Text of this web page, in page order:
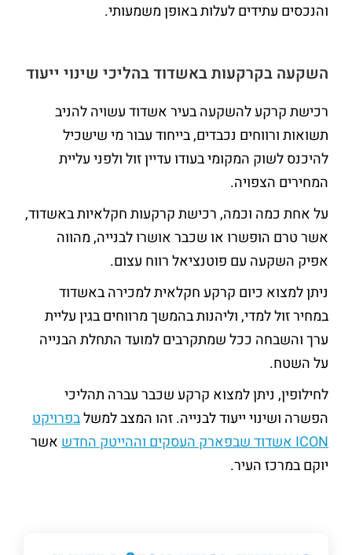
והנכסים עתידים לעלות באופן משמעותי.
השקעה בקרקעות באשדוד בהליכי שינוי ייעוד
רכישת קרקע להשקעה בעיר אשדוד עשויה להניב
תשואות ורווחים נכבדים, בייחוד עבור מי שישכיל
להיכנס לשוק המקומי בעודו עדיין זול ולפני עליית
המחירים הצפויה.
על אחת כמה וכמה, רכישת קרקעות חקלאיות באשדוד,
אשר טרם הופשרו או שכבר אושרו לבנייה, מהווה
אפיק השקעה עם פוטנציאל רווח עצום.
ניתן למצוא כיום קרקע חקלאית למכירה באשדוד
במחיר זול למדי, וליהנות בהמשך מרווחים בגין עליית
ערך והשבחה ככל שמתקרבים למועד התחלת הבנייה
על השטח.
לחילופין, ניתן למצוא קרקע שכבר עברה תהליכי
הפשרה ושינוי ייעוד לבנייה. זהו המצב למשלבפרויקט
ICON אשדוד שבפארק העסקים וההייטק החדש
אשר
יוקם במרכז העיר.